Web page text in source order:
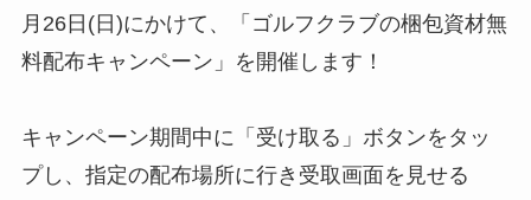
月26日(日)にかけて、「ゴルフクラブの梱包資材無
料配布キャンペーン」を開催します！
キャンペーン期間中に「受け取る」ボタンをタッ
プし、指定の配布場所に行き受取画面を見せる